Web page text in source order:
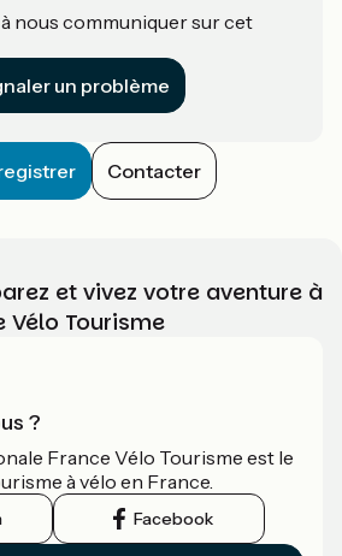
nous communiquer sur cet
un problème
Contacter
et vivez votre aventure à
Vélo Tourisme
?
France Vélo Tourisme est le
à vélo en France.
Facebook